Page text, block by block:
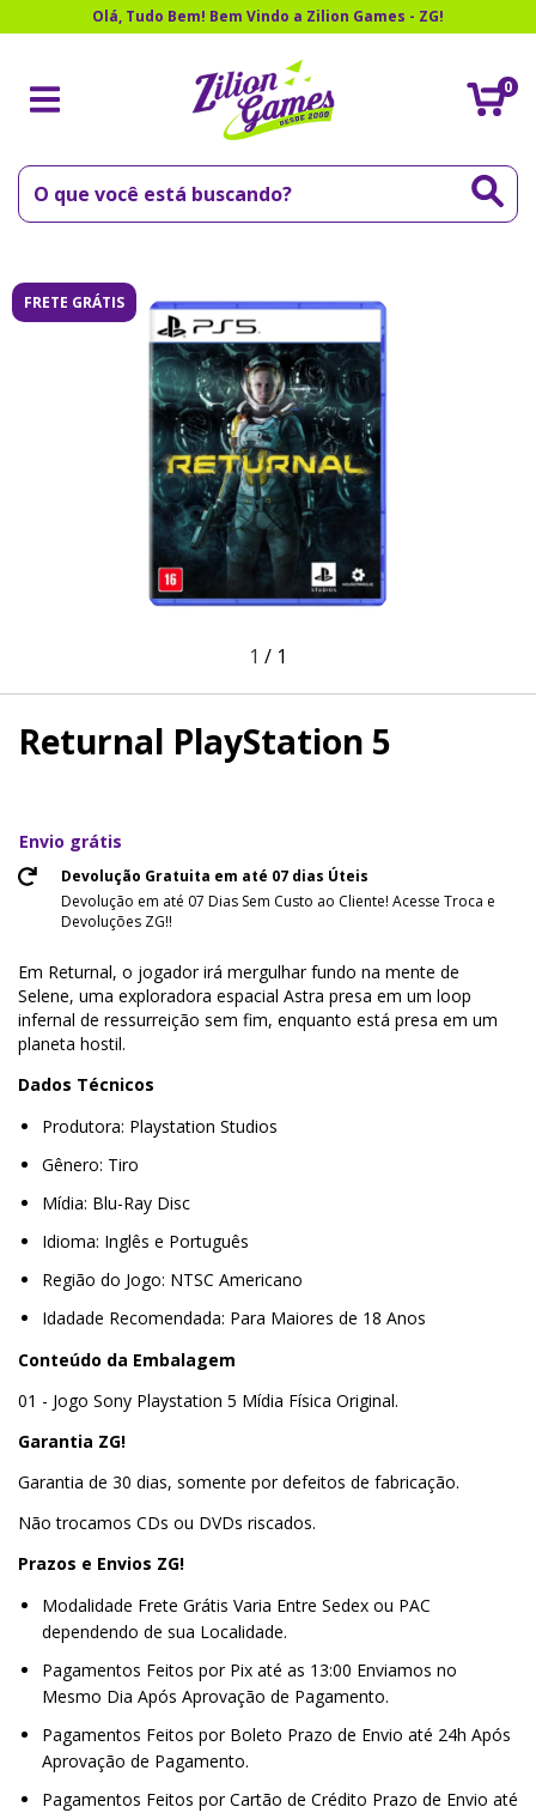
Olá, Tudo Bem! Bem Vindo a Zilion Games - ZG!
0
FRETE GRÁTIS
1 / 1
Returnal PlayStation 5
Envio grátis
Devolução Gratuita em até 07 dias Úteis
Devolução em até 07 Dias Sem Custo ao Cliente! Acesse Troca e
Devoluções ZG!!
Em Returnal, o jogador irá mergulhar fundo na mente de
Selene, uma exploradora espacial Astra presa em um loop
infernal de ressurreição sem fim, enquanto está presa em um
planeta hostil.
Dados Técnicos
Produtora: Playstation Studios
Gênero: Tiro
Mídia: Blu-Ray Disc
Idioma: Inglês e Português
Região do Jogo: NTSC Americano
Idadade Recomendada: Para Maiores de 18 Anos
Conteúdo da Embalagem
01 - Jogo Sony Playstation 5 Mídia Física Original.
Garantia ZG!
Garantia de 30 dias, somente por defeitos de fabricação.
Não trocamos CDs ou DVDs riscados.
Prazos e Envios ZG!
Modalidade Frete Grátis Varia Entre Sedex ou PAC
dependendo de sua Localidade.
Pagamentos Feitos por Pix até as 13:00 Enviamos no
Mesmo Dia Após Aprovação de Pagamento.
Pagamentos Feitos por Boleto Prazo de Envio até 24h Após
Aprovação de Pagamento.
Pagamentos Feitos por Cartão de Crédito Prazo de Envio até